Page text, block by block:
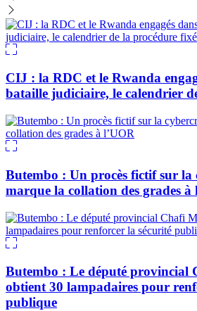
CIJ : la RDC et le Rwanda
bataille judiciaire, le calendrier
Butembo : Un procès fictif sur
marque la collation des grades à
Butembo : Le député provincial
obtient 30 lampadaires pour
publique